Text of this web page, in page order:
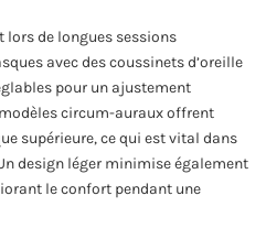
lors de longues sessions
avec des coussinets d’oreille
pour un ajustement
circum-auraux offrent
supérieure, ce qui est vital dans
design léger minimise également
le confort pendant une